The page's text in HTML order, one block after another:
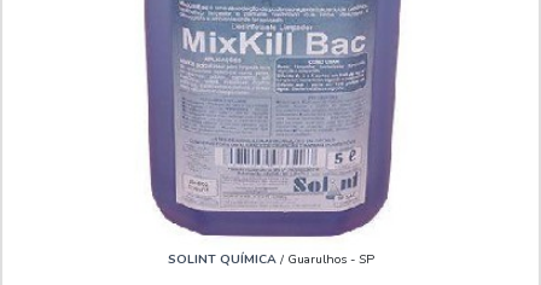
SOLINT QUÍMICA/ Guarulhos - SP